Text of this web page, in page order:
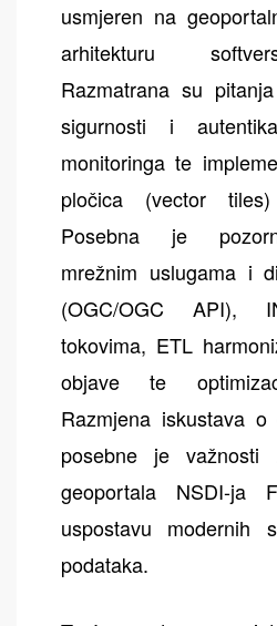
usmjeren na
arhitekturu
Razmatrana su
sigurnosti i
monitoringa te
pločica (vector
Posebna je
mrežnim uslugama i
(OGC/OGC API),
tokovima, ETL
objave te
Razmjena iskustava
posebne je
geoportala NSDI-ja
uspostavu modernih
podataka.